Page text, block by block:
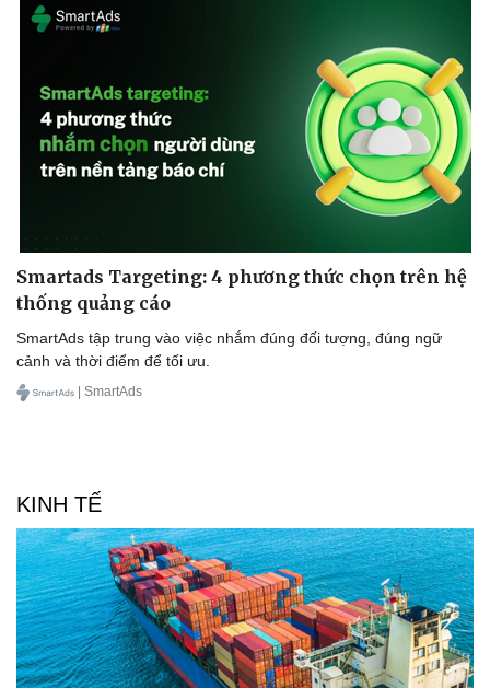
Smartads Targeting: 4 phương thức chọn trên hệ
thống quảng cáo
SmartAds tập trung vào việc nhắm đúng đối tượng, đúng ngữ
cảnh và thời điểm để tối ưu.
| SmartAds
KINH TẾ